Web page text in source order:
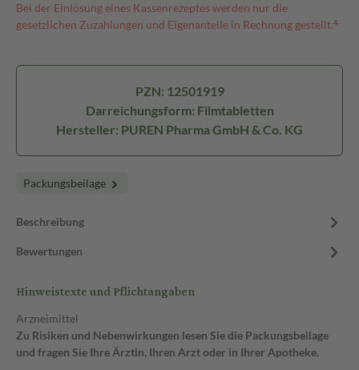
Bei der Einlösung eines Kassenrezeptes werden nur die
gesetzlichen Zuzahlungen und Eigenanteile in Rechnung gestellt.⁴
PZN: 12501919
Darreichungsform: Filmtabletten
Hersteller: PUREN Pharma GmbH & Co. KG
Packungsbeilage
Beschreibung
Bewertungen
Hinweistexte und Pflichtangaben
Arzneimittel
Zu Risiken und Nebenwirkungen lesen Sie die Packungsbeilage
und fragen Sie Ihre Ärztin, Ihren Arzt oder in Ihrer Apotheke.